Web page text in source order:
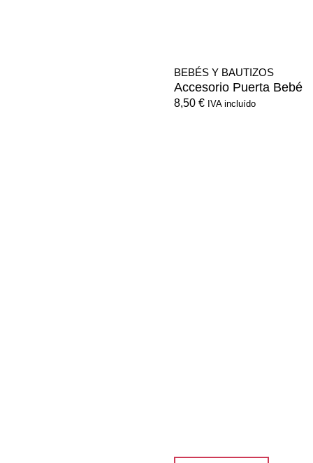
BEBÉS Y BAUTIZOS
Accesorio Puerta Bebé
8,50 € IVA incluído